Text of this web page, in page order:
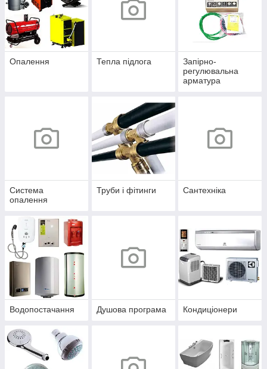
Опалення Тепла підлога
Запірно-
регулювальна
арматура
Система
опалення
Труби і фітинги Сантехніка
Водопостачання Душова програма Кондиціонери